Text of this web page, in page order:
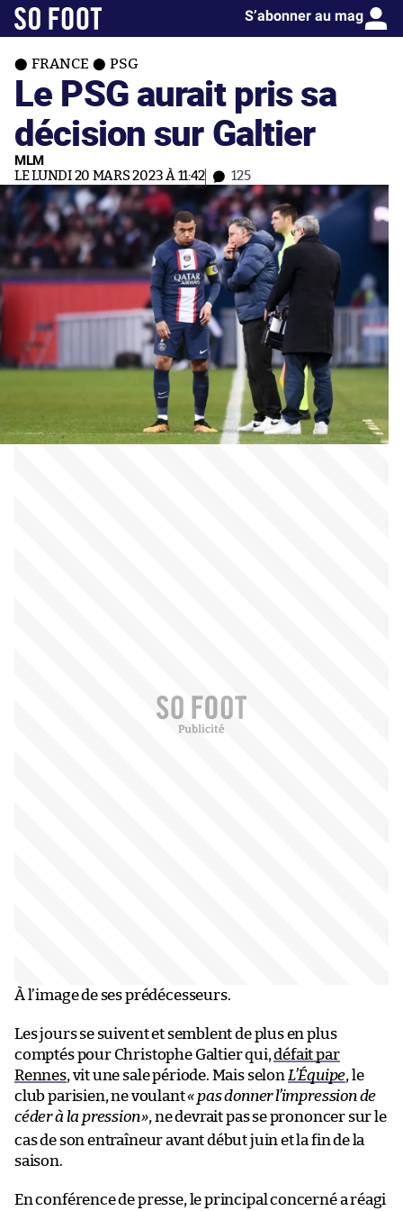
S’abonner au mag
FRANCE PSG
Le PSG aurait pris sa
décision sur Galtier
MLM
LE LUNDI 20 MARS 2023 À 11:42 125
À l’image de ses prédécesseurs.
Les jours se suivent et semblent de plus en plus
comptés pour Christophe Galtier qui,défait par
Rennes, vit une sale période. Mais selon L’Équipe, le
club parisien, ne voulant« pas donner l’impression de
céder à la pression», ne devrait pas se prononcer sur le
cas de son entraîneur avant début juin et la fin de la
saison.
En conférence de presse, le principal concerné a réagi